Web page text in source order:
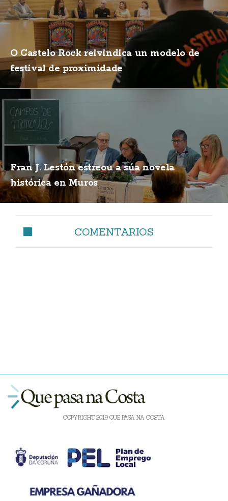
O Castelo Rock reivindica un modelo de
festival de proximidade
Fran J. Lestón estreou a súa novela
histórica en Muros
COMENTARIOS
COPYRIGHT 2019 QUE PASA NA COSTA